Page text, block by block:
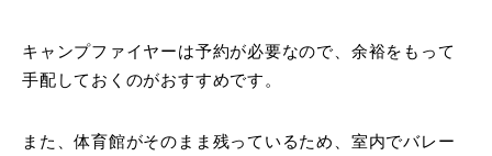
キャンプファイヤーは予約が必要なので、余裕をもって
手配しておくのがおすすめです。
また、体育館がそのまま残っているため、室内でバレー